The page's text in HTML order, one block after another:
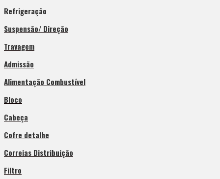
Refrigeração
Suspensão/ Direção
Travagem
Admissão
Alimentação Combustível
Bloco
Cabeça
Cofre detalhe
Correias Distribuição
Filtro